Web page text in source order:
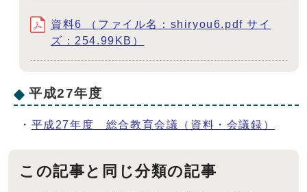
資料6 （ファイル名：shiryou6.pdf サイ
ズ：254.99KB）
平成27年度
・ 平成27年度 総合教育会議（資料・会議録）
この記事と同じ分類の記事